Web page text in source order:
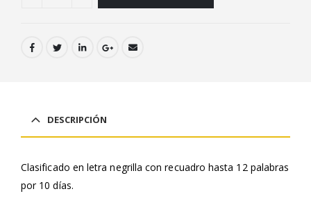
DESCRIPCIÓN
Clasificado en letra negrilla con recuadro hasta 12 palabras
por 10 días.